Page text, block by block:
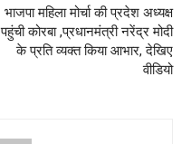
भाजपा महिला मोर्चा की प्रदेश अध्यक्ष
पहुंची कोरबा ,प्रधानमंत्री नरेंद्र मोदी
के प्रति व्यक्त किया आभार, देखिए
वीडियो